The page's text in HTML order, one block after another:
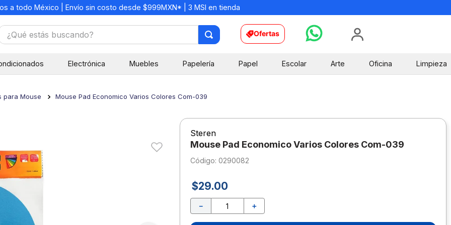
a todo México | Envío sin costo desde $999MXN* | 3 MSI en tienda
estás buscando? Ofertas
Electrónica Muebles Papelería Papel Escolar Arte Oficina Limpieza
para Mouse Mouse Pad Economico Varios Colores Com-039
Steren
Mouse Pad Economico Varios Colores Com-039
: 0290082
$29.00
＋
－
6.
boligrafo
7.
escritorio
8.
lapiz